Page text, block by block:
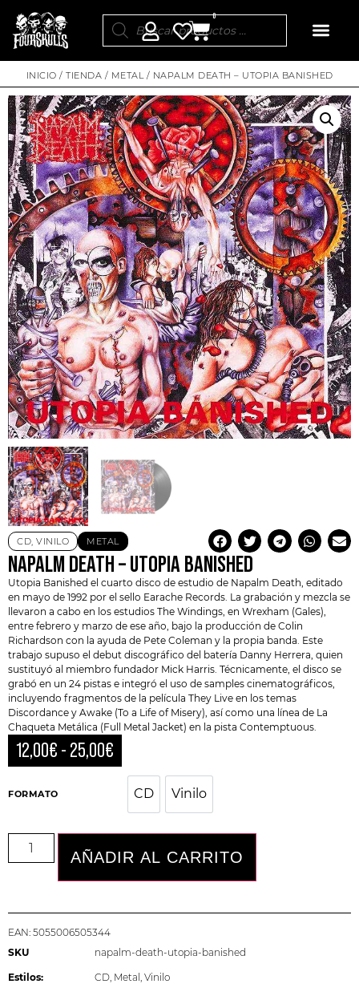
0
INICIO / TIENDA / METAL / NAPALM DEATH – UTOPIA BANISHED
CD VINILO METAL
NAPALM DEATH – UTOPIA BANISHED
Utopia Banished el cuarto disco de estudio de Napalm Death, editado
en mayo de 1992 por el sello Earache Records. La grabación y mezcla se
llevaron a cabo en los estudios The Windings, en Wrexham (Gales),
entre febrero y marzo de ese año, bajo la producción de Colin
Richardson con la ayuda de Pete Coleman y la propia banda. Este
trabajo supuso el debut discográfico del batería Danny Herrera, quien
sustituyó al miembro fundador Mick Harris. Técnicamente, el disco se
grabó en un 24 pistas e integró el uso de samples cinematográficos,
incluyendo fragmentos de la película They Live en los temas
Discordance y Awake (To a Life of Misery), así como una línea de La
Chaqueta Metálica (Full Metal Jacket) en la pista Contemptuous.
12,00€ - 25,00€
FORMATO CD Vinilo
AÑADIR AL CARRITO
EAN: 5055006505344
SKU
napalm-death-utopia-banished
Estilos: CD Metal Vinilo